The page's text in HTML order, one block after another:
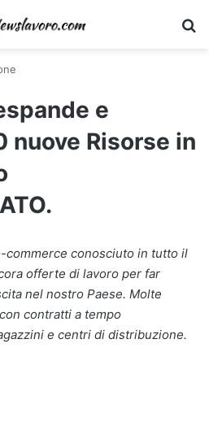
e
nuove Risorse in
commerce conosciuto in tutto il
offerte di lavoro per far
nel nostro Paese. Molte
contratti a tempo
e centri di distribuzione.